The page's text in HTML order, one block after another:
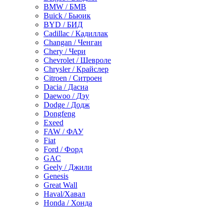
BMW / БМВ
Buick / Бьюик
BYD / БИД
Cadillac / Кадиллак
Changan / Ченган
Chery / Чери
Chevrolet / Шевроле
Chrysler / Крайслер
Citroen / Ситроен
Dacia / Дасиа
Daewoo / Дэу
Dodge / Додж
Dongfeng
Exeed
FAW / ФАУ
Fiat
Ford / Форд
GAC
Geely / Джили
Genesis
Great Wall
Haval/Хавал
Honda / Хонда